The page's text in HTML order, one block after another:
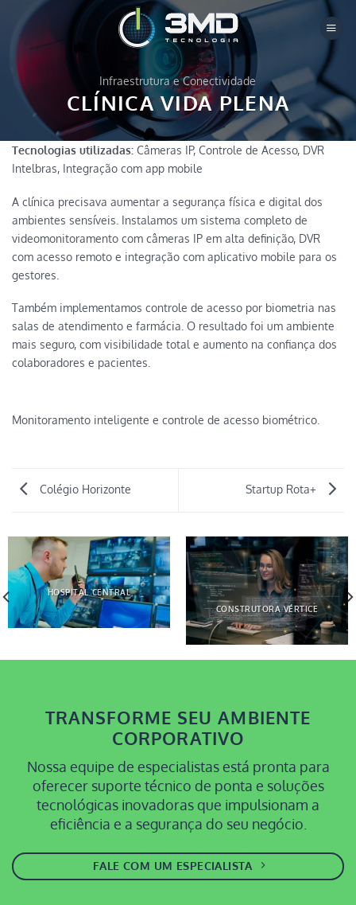
Infraestrutura e Conectividade
CLÍNICA VIDA PLENA
Monitoramento inteligente e controle de acesso biométrico.
Tecnologias utilizadas: Câmeras IP, Controle de Acesso, DVR
Intelbras, Integração com app mobile
A clínica precisava aumentar a segurança física e digital dos
ambientes sensíveis. Instalamos um sistema completo de
videomonitoramento com câmeras IP em alta definição, DVR
com acesso remoto e integração com aplicativo mobile para os
gestores.
Também implementamos controle de acesso por biometria nas
salas de atendimento e farmácia. O resultado foi um ambiente
mais seguro, com visibilidade total e aumento na confiança dos
colaboradores e pacientes.
Colégio Horizonte Startup Rota+
HOSPITAL CENTRAL
CONSTRUTORA VÉRTICE
TRANSFORME SEU AMBIENTE
CORPORATIVO
Nossa equipe de especialistas está pronta para
oferecer suporte técnico de ponta e soluções
tecnológicas inovadoras que impulsionam a
eficiência e a segurança do seu negócio.
FALE COM UM ESPECIALISTA